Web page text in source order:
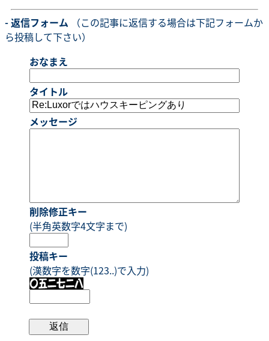
- 返信フォーム （この記事に返信する場合は下記フォームか
ら投稿して下さい）
おなまえ
タイトル
メッセージ
削除修正キー
(半角英数字4文字まで)
投稿キー
(漢数字を数字(123..)で入力)